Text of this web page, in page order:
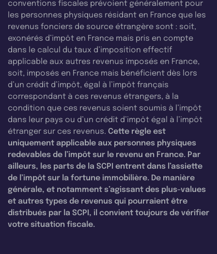
conventions fiscales prévoient généralement pour
les personnes physiques résidant en France que les
revenus fonciers de source étrangère sont : soit,
exonérés d’impôt en France mais pris en compte
dans le calcul du taux d’imposition effectif
applicable aux autres revenus imposés en France,
soit, imposés en France mais bénéficient dès lors
d’un crédit d’impôt, égal à l’impôt français
correspondant à ces revenus étrangers, à la
condition que ces revenus soient soumis à l’impôt
dans leur pays ou d’un crédit d’impôt égal à l’impôt
étranger sur ces revenus. Cette règle est
uniquement applicable aux personnes physiques
redevables de l’impôt sur le revenu en France. Par
ailleurs, les parts de la SCPI entrent dans l’assiette
de l’impôt sur la fortune immobilière. De manière
générale, et notamment s’agissant des plus-values
et autres types de revenus qui pourraient être
distribués par la SCPI, il convient toujours de vérifier
votre situation fiscale.